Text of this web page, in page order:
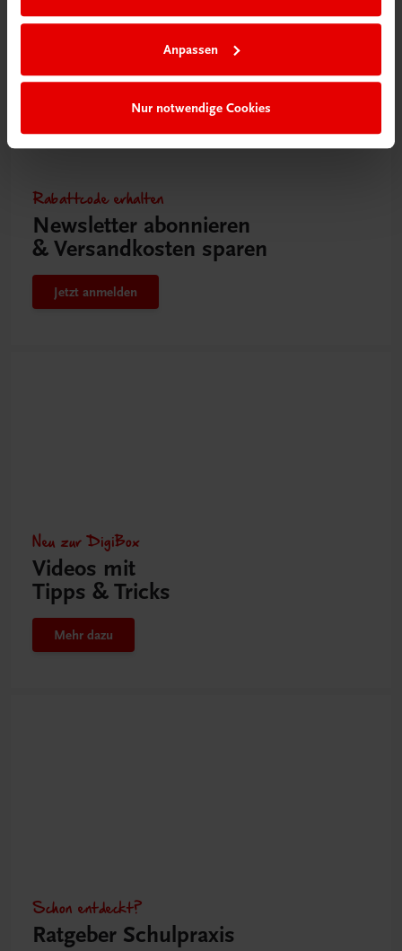
Anpassen
Nur notwendige Cookies
Rabattcode erhalten
Newsletter abonnieren
& Versandkosten sparen
Jetzt anmelden
Neu zur DigiBox
Videos mit
Tipps & Tricks
Mehr dazu
Schon entdeckt?
Ratgeber Schulpraxis